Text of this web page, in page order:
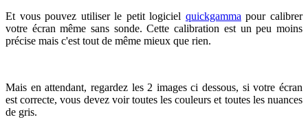
Et vous pouvez utiliser le petit logiciel quickgamma pour calibrer
votre écran même sans sonde. Cette calibration est un peu moins
précise mais c'est tout de même mieux que rien.
Mais en attendant, regardez les 2 images ci dessous, si votre écran
est correcte, vous devez voir toutes les couleurs et toutes les nuances
de gris.